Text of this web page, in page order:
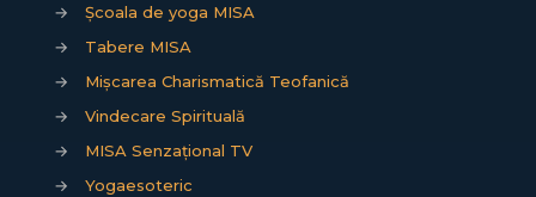
→
Școala de yoga MISA
→
Tabere MISA
→
Mișcarea Charismatică Teofanică
→
Vindecare Spirituală
→
MISA Senzațional TV
→
Yogaesoteric